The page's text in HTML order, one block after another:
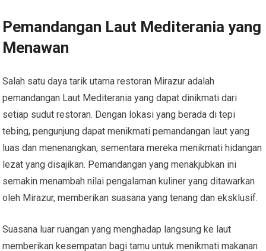
Pemandangan Laut Mediterania yang
Menawan
Salah satu daya tarik utama restoran Mirazur adalah
pemandangan Laut Mediterania yang dapat dinikmati dari
setiap sudut restoran. Dengan lokasi yang berada di tepi
tebing, pengunjung dapat menikmati pemandangan laut yang
luas dan menenangkan, sementara mereka menikmati hidangan
lezat yang disajikan. Pemandangan yang menakjubkan ini
semakin menambah nilai pengalaman kuliner yang ditawarkan
oleh Mirazur, memberikan suasana yang tenang dan eksklusif.
Suasana luar ruangan yang menghadap langsung ke laut
memberikan kesempatan bagi tamu untuk menikmati makanan